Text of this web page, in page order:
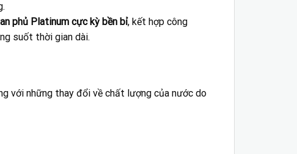
phủ Platinum cực kỳ bền bỉ, kết hợp công
suốt thời gian dài.
với những thay đổi về chất lượng của nước do